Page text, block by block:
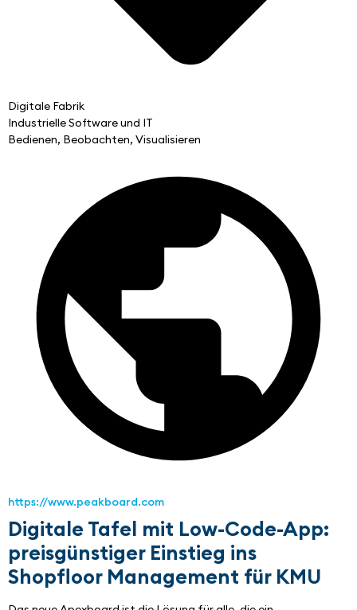
Digitale Fabrik
Industrielle Software und IT
Bedienen, Beobachten, Visualisieren
https://www.peakboard.com
Digitale Tafel mit Low-Code-App:
preisgünstiger Einstieg ins
Shopfloor Management für KMU